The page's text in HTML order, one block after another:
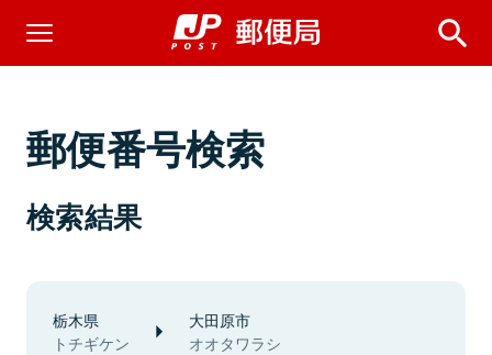
郵便番号検索
検索結果
栃木県
トチギケン
大田原市
オオタワラシ